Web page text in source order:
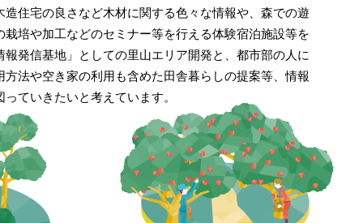
住宅の良さなど木材に関する色々な情報や、森での遊
培や加工などのセミナー等を行える体験宿泊施設等を
発信基地」としての里山エリア開発と、都市部の人に
法や空き家の利用も含めた田舎暮らしの提案等、情報
ていきたいと考えています。